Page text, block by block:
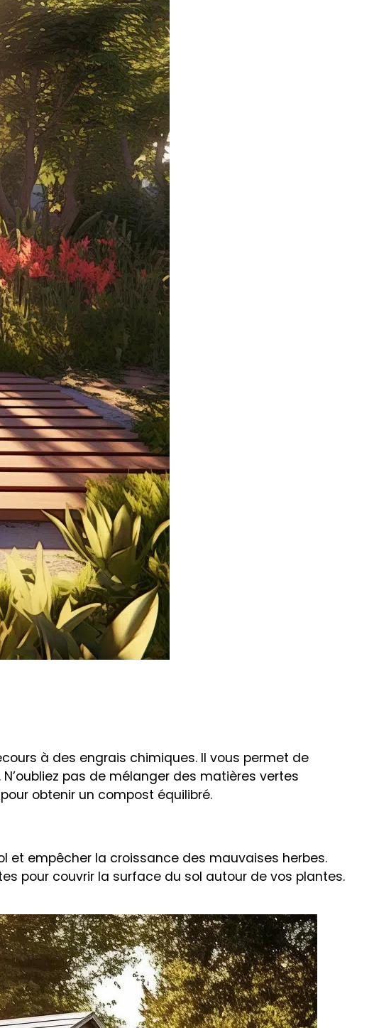
à des engrais chimiques. Il vous permet de
pas de mélanger des matières vertes
obtenir un compost équilibré.
et empêcher la croissance des mauvaises herbes.
pour couvrir la surface du sol autour de vos plantes.